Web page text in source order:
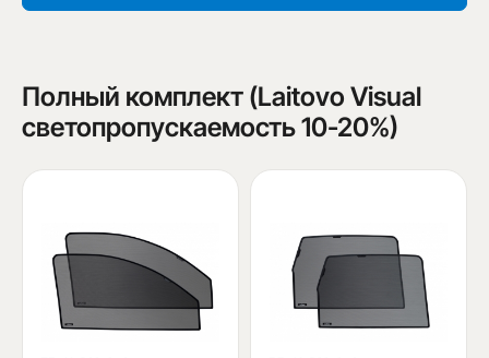
Полный комплект (Laitovo Visual
светопропускаемость 10-20%)